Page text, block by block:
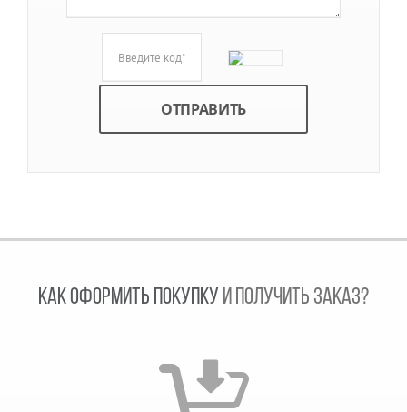
КАК ОФОРМИТЬ ПОКУПКУ И ПОЛУЧИТЬ ЗАКАЗ?